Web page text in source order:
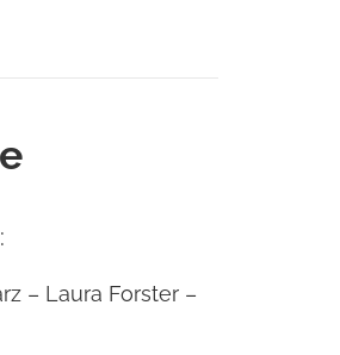
– Laura Forster –